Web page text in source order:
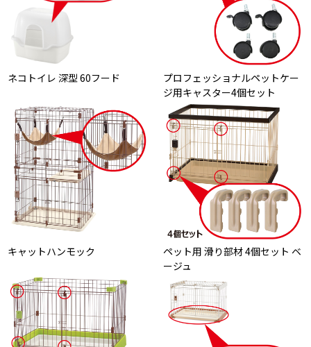
ネコトイレ 深型 60フード
プロフェッショナルペットケー
ジ用キャスター4個セット
キャットハンモック
ペット用 滑り部材 4個セット ベ
ージュ